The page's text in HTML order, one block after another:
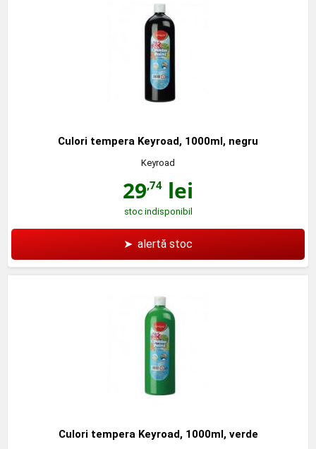
Culori tempera Keyroad, 1000ml, negru
Keyroad
29,74 lei
stoc indisponibil
➤ alertă stoc
Culori tempera Keyroad, 1000ml, verde